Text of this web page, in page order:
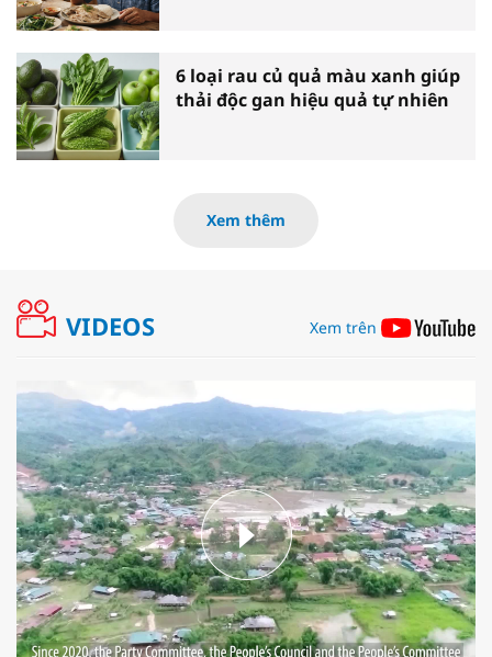
6 loại rau củ quả màu xanh giúp
thải độc gan hiệu quả tự nhiên
Xem thêm
VIDEOS Xem trên